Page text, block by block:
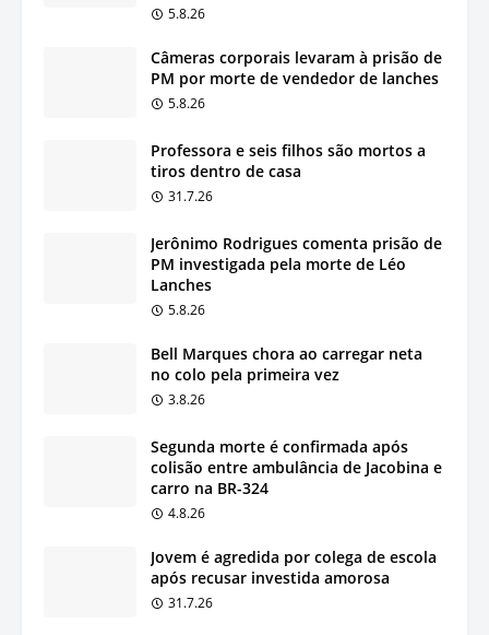
5.8.26
Câmeras corporais levaram à prisão de
PM por morte de vendedor de lanches
5.8.26
Professora e seis filhos são mortos a
tiros dentro de casa
31.7.26
Jerônimo Rodrigues comenta prisão de
PM investigada pela morte de Léo
Lanches
5.8.26
Bell Marques chora ao carregar neta
no colo pela primeira vez
3.8.26
Segunda morte é confirmada após
colisão entre ambulância de Jacobina e
carro na BR-324
4.8.26
Jovem é agredida por colega de escola
após recusar investida amorosa
31.7.26